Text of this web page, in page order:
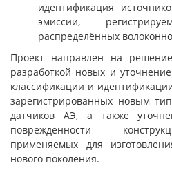
идентификация
эмиссии,
распределённых
Проект направлен на
разработкой новых и
классификации и
зарегистрированных новым
датчиков АЭ, а также
повреждённости
применяемых для
нового поколения.